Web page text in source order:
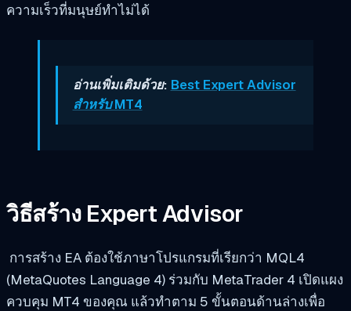
ความเร็วที่มนุษย์ทำไม่ได้
อ่านเพิ่มเติมด้วย: Best Expert Advisor
สำหรับ MT4
วิธีสร้าง Expert Advisor
การสร้าง EA ต้องใช้ภาษาโปรแกรมที่เรียกว่า MQL4
(MetaQuotes Language 4) ร่วมกับ MetaTrader 4 เปิดแผง
ควบคุม MT4 ของคุณ แล้วทำตาม 5 ขั้นตอนด้านล่างเพื่อ